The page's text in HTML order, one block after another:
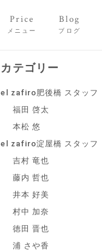
Price
メニュー
Blog
ブログ
カテゴリー
el zafiro肥後橋 スタッフ
福田 啓太
本松 悠
el zafiro淀屋橋 スタッフ
吉村 竜也
藤内 哲也
井本 好美
村中 加奈
徳田 晋也
浦 さや香